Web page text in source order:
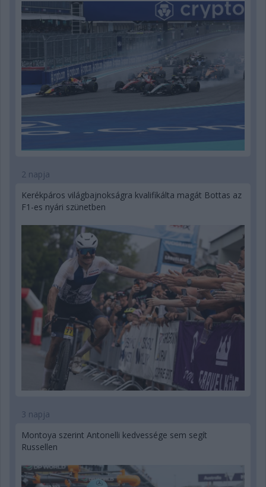
2 napja
Kerékpáros világbajnokságra kvalifikálta magát Bottas az
F1-es nyári szünetben
3 napja
Montoya szerint Antonelli kedvessége sem segít
Russellen